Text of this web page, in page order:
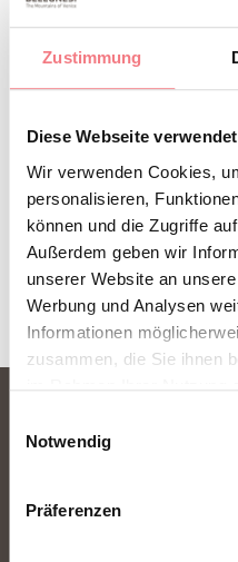
Zustimmung
Diese Webseite
Wir verwenden Cookies,
personalisieren,
können und die Zugriffe
Außerdem geben wir
unserer Website an
Werbung und Analysen
Informationen
zusammen, die Sie ihnen
Notwendig
Präferenzen
Sie erhalten
Reiserouten, Ideen
ZUM NEWSLETTER